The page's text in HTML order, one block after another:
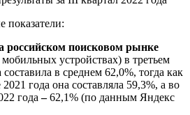
показатели:
российском поисковом рынке
устройствах) в третьем
составила в среднем 62,0%, тогда как
2021 года она составляла 59,3%, а во
года–62,1% (по данным Яндекс